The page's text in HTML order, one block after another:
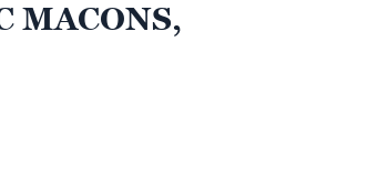
MACONS,